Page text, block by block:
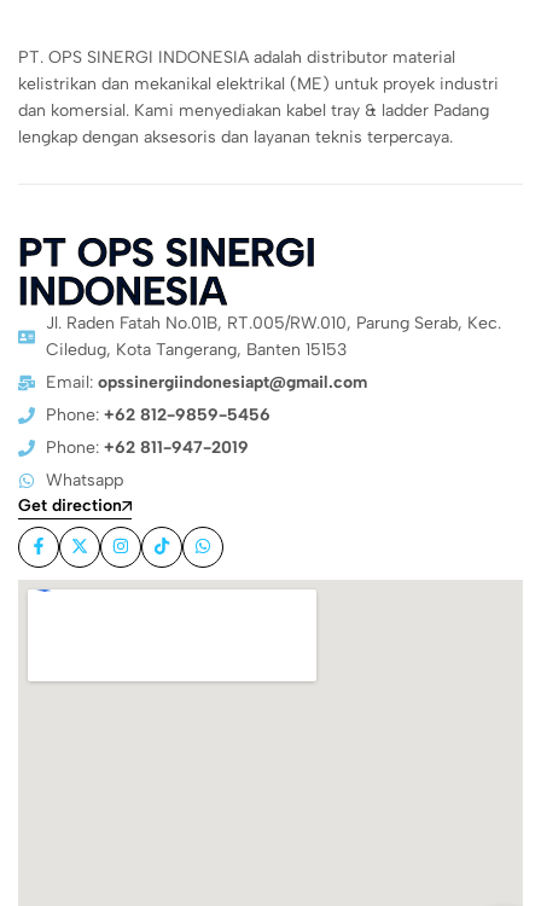
PT. OPS SINERGI INDONESIA adalah distributor material
kelistrikan dan mekanikal elektrikal (ME) untuk proyek industri
dan komersial. Kami menyediakan kabel tray & ladder Padang
lengkap dengan aksesoris dan layanan teknis terpercaya.
PT OPS SINERGI
INDONESIA
Jl. Raden Fatah No.01B, RT.005/RW.010, Parung Serab, Kec.
Ciledug, Kota Tangerang, Banten 15153
Email: opssinergiindonesiapt@gmail.com
Phone: +62 812-9859-5456
Phone: +62 811-947-2019
Whatsapp
Get direction